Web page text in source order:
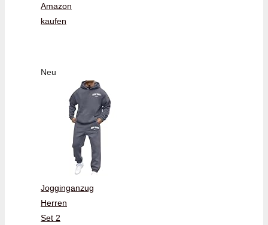
Amazon
kaufen
Neu
Jogginganzug
Herren
Set 2